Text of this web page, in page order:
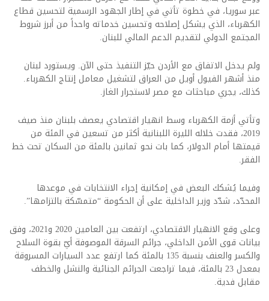
عبر سوريا، في خطوة تأتي في إطار الجهود الرسمية لتحسين قطاع
الكهرباء، الذي يشكل إصلاحه وتحسين خدماته واحداً من أبرز شروط
المجتمع الدولي لتقديم الدعم المالي للبنان.
ولم يدخل الاتفاق مع الأردن حيّز التنفيذ حتى الآن. ويستورد لبنان
منذ أشهر الفيول أويل من العراق لتشغيل معامل إنتاج الكهرباء.
كذلك، يجري مباحثات مع مصر لاستجرار الغاز.
وتأتي أزمة الكهرباء وسط انهيار اقتصادي يعصف بلبنان منذ صيف
2019، فقدت خلاله الليرة اللبنانية أكثر من تسعين في المئة من
قيمتها أمام الدولار، كما بات نحو ثمانين بالمئة من السكان تحت خط
الفقر.
وفيما يُشكك البعض في إمكانية إجراء الانتخابات في موعدها
المحدّد، شدّد وزير الداخلية على أن الحكومة “متمسّكة بالتزامها”.
وعلى وقع الانهيار الاقتصادي، ارتفعت بين العامين 2020 و2021، وفق
بيانات قوى الأمن الداخلي، جرائم السرقة الموصوفة أيّ بقوة السلاح
والكسر والعنف بنسبة 135 بالمئة كما ارتفع عدد السيارات المسروقة
بمعدل 23 بالمئة، فيما تراجعت الجرائم الجنائية والنشل والخطف
مقابل فدية.